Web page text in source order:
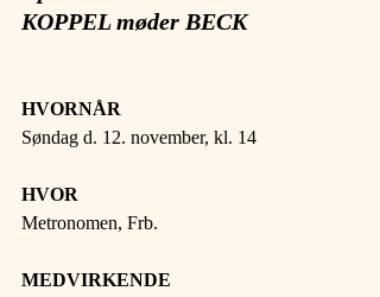
KOPPEL møder BECK
HVORNÅR
Søndag d. 12. november, kl. 14
HVOR
Metronomen, Frb.
MEDVIRKENDE